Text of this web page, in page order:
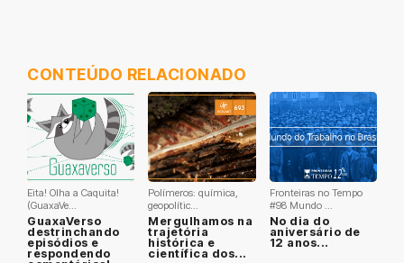
CONTEÚDO RELACIONADO
Eita! Olha a Caquita!
(GuaxaVe...
GuaxaVerso
destrinchando
episódios e
respondendo
Polímeros: química,
geopolític...
Mergulhamos na
trajetória
histórica e
científica dos...
Fronteiras no Tempo
#98 Mundo ...
No dia do
aniversário de
12 anos...